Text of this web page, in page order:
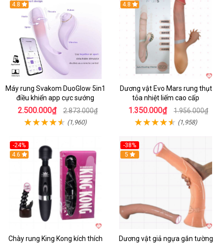
4.8
Máy rung Svakom DuoGlow 5in1
điều khiển app cực sướng
2.500.000₫ 2.873.000₫
(1,960)
4.8
Dương vật Evo Mars rung thụt
tỏa nhiệt liếm cao cấp
1.350.000₫ 1.956.000₫
(1,958)
-24%
4.6
Chày rung King Kong kích thích
-38%
Hot
5
Dương vật giả ngựa gắn tường